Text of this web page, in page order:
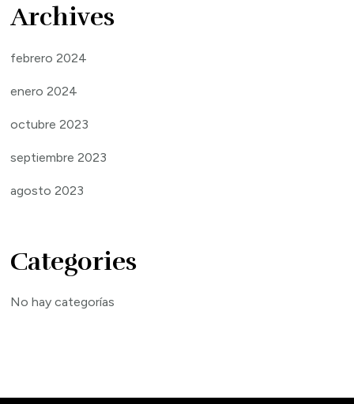
Archives
febrero 2024
enero 2024
octubre 2023
septiembre 2023
agosto 2023
Categories
No hay categorías